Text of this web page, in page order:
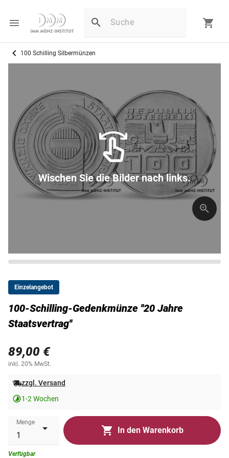
100 Schilling Silbermünzen
Wischen Sie die Bilder nach links.
Einzelangebot
100-Schilling-Gedenkmünze ''20 Jahre
Staatsvertrag''
89,00 €
inkl. 20% MwSt.
zzgl. Versand
1-2 Wochen
Menge
In den Warenkorb
Verfügbar